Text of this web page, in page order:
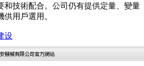
和技術配合。公司仍有提供定量、變量
用戶選用。
设